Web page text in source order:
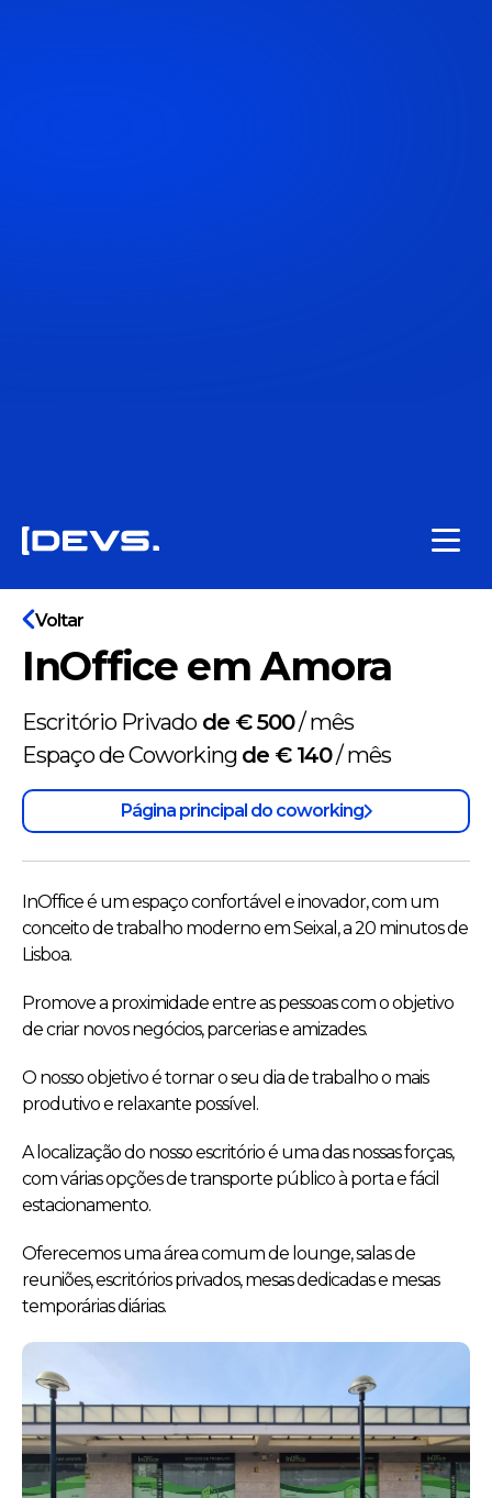
Voltar
InOffice em Amora
Escritório Privadode € 500/mês
Espaço de Coworking de € 140/mês
Página principal do coworking
InOffice é um espaço confortável e inovador, com um
conceito de trabalho moderno em Seixal, a 20 minutos de
Lisboa.
Promove a proximidade entre as pessoas com o objetivo
de criar novos negócios, parcerias e amizades.
O nosso objetivo é tornar o seu dia de trabalho o mais
produtivo e relaxante possível.
A localização do nosso escritório é uma das nossas forças,
com várias opções de transporte público à porta e fácil
estacionamento.
Oferecemos uma área comum de lounge, salas de
reuniões, escritórios privados, mesas dedicadas e mesas
temporárias diárias.